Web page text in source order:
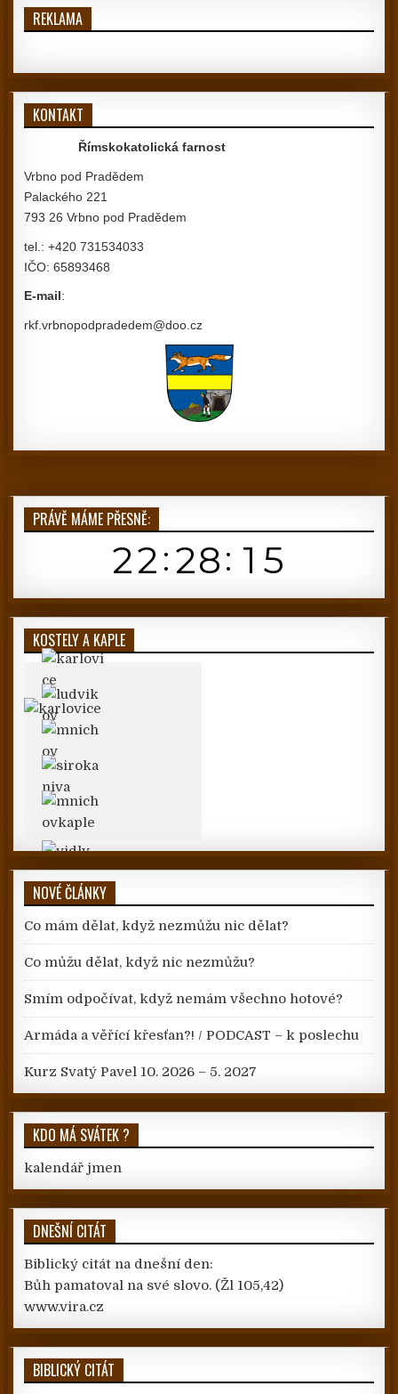
REKLAMA
KONTAKT
Římskokatolická farnost
Vrbno pod Pradědem
Palackého 221
793 26 Vrbno pod Pradědem
tel.: +420 731534033
IČO: 65893468
E-mail:
rkf.vrbnopodpradedem@doo.cz
PRÁVĚ MÁME PŘESNĚ:
KOSTELY A KAPLE
NOVÉ ČLÁNKY
Co mám dělat, když nezmůžu nic dělat?
Co můžu dělat, když nic nezmůžu?
Smím odpočívat, když nemám všechno hotové?
Armáda a věřící křesťan?! / PODCAST – k poslechu
Kurz Svatý Pavel 10. 2026 – 5. 2027
KDO MÁ SVÁTEK ?
kalendář jmen
DNEŠNÍ CITÁT
Biblický citát na dnešní den:
Bůh pamatoval na své slovo. (Žl 105,42)
www.vira.cz
BIBLICKÝ CITÁT